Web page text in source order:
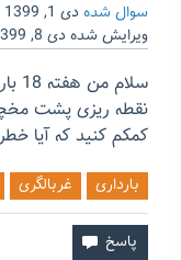
سوال شده دی 1, 1399
ویرایش شده دی 8, 1399
کمکم کنید که آیا
بارداری غربالگری